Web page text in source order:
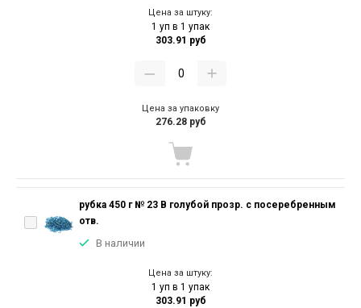
Цена за штуку:
1 уп в 1 упак
303.91 руб
Цена за упаковку
276.28 руб
рубка 450 г № 23 В голубой прозр. с посеребренным
отв.
В наличии
Цена за штуку:
1 уп в 1 упак
303.91 руб